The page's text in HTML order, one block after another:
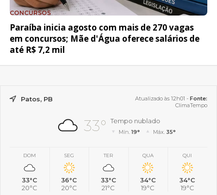
CONCURSOS
Paraíba inicia agosto com mais de 270 vagas
em concursos; Mãe d'Água oferece salários de
até R$ 7,2 mil
Patos, PB Atualizado às 12h01 - Fonte:
ClimaTempo
33° Tempo nublado
Mín.19° Máx. 35°
DOM
33°C
20°C
SEG
36°C
20°C
TER
33°C
21°C
QUA
34°C
19°C
QUI
34°C
19°C